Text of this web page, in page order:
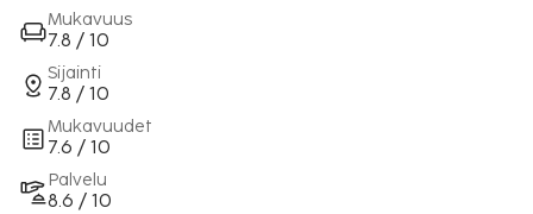
Mukavuus
7.8 / 10
Sijainti
7.8 / 10
Mukavuudet
7.6 / 10
Palvelu
8.6 / 10